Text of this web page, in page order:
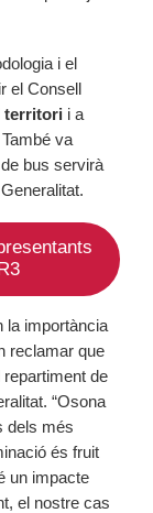
i el
el Consell
territori i a
va
bus servirà
la importància
reclamar que
de
“Osona
dels més
és fruit
un impacte
el nostre cas